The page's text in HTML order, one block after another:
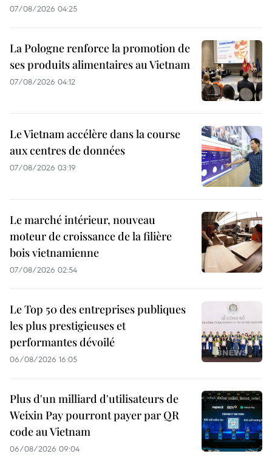
07/08/2026 04:25
La Pologne renforce la promotion de
ses produits alimentaires au Vietnam
07/08/2026 04:12
Le Vietnam accélère dans la course
aux centres de données
07/08/2026 03:19
Le marché intérieur, nouveau
moteur de croissance de la filière
bois vietnamienne
07/08/2026 02:54
Le Top 50 des entreprises publiques
les plus prestigieuses et
performantes dévoilé
06/08/2026 16:05
Plus d'un milliard d'utilisateurs de
Weixin Pay pourront payer par QR
code au Vietnam
06/08/2026 09:04